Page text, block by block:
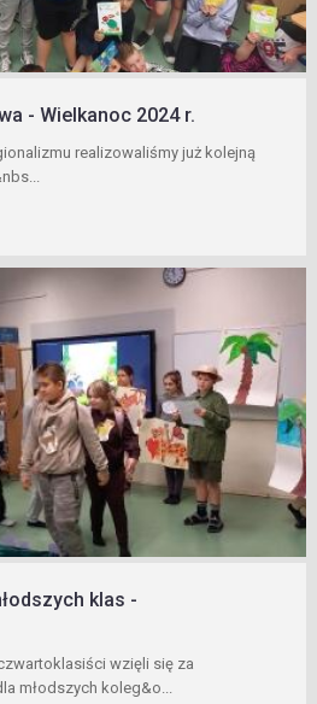
- Wielkanoc 2024 r.
realizowaliśmy już kolejną
klas -
wzięli się za
młodszych koleg&o...